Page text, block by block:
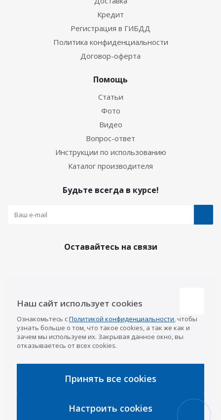
Кредит
Регистрация в ГИБДД
Политика конфиденциальности
Договор-оферта
Помощь
Статьи
Фото
Видео
Вопрос-ответ
Инструкции по использованию
Каталог производителя
Будьте всегда в курсе!
Оставайтесь на связи
Казань
8 (843) 207-03-08
Уфа
8 (347) 258-84-87
8 (8352) 38-88-37
Интернет-магазин
info@a-pricep.ru
Наш сайт использует cookies
Ознакомьтесь сПолитикой конфиденциальности, чтобы
узнать больше о том, что такое cookies, а так же как и
зачем мы используем их. Закрывая данное окно, вы
отказываетесь от всех cookies.
Принять все cookies
Настроить cookies